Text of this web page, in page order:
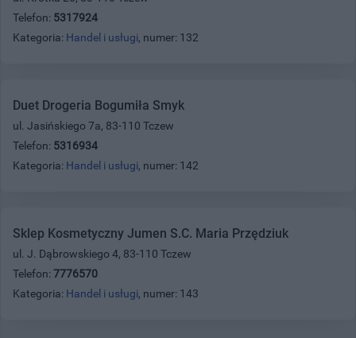
Telefon: 5317924
Kategoria: Handel i usługi, numer: 132
Duet Drogeria Bogumiła Smyk
ul. Jasińskiego 7a, 83-110 Tczew
Telefon: 5316934
Kategoria: Handel i usługi, numer: 142
Sklep Kosmetyczny Jumen S.C. Maria Przędziuk
ul. J. Dąbrowskiego 4, 83-110 Tczew
Telefon: 7776570
Kategoria: Handel i usługi, numer: 143